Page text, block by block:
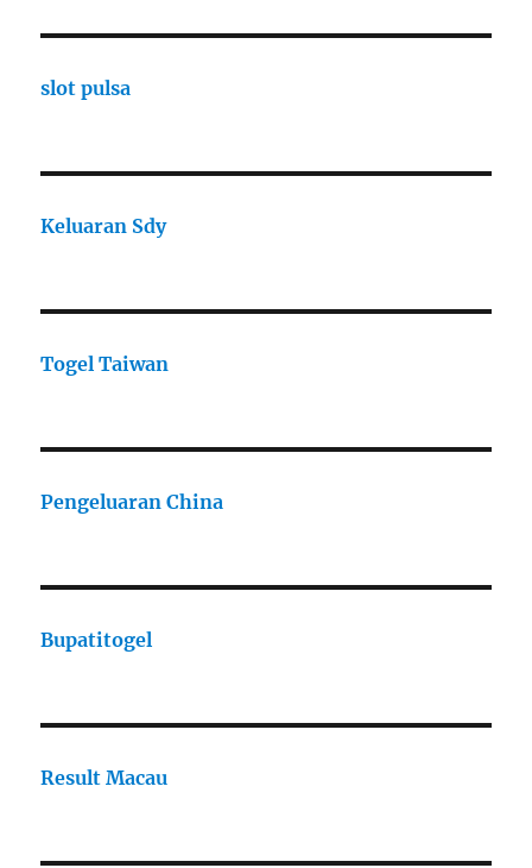
slot pulsa
Keluaran Sdy
Togel Taiwan
Pengeluaran China
Bupatitogel
Result Macau